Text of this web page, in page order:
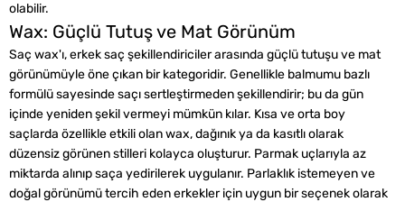
olabilir.
Wax: Güçlü Tutuş ve Mat Görünüm
Saç wax'ı, erkek saç şekillendiriciler arasında güçlü tutuşu ve mat
görünümüyle öne çıkan bir kategoridir. Genellikle balmumu bazlı
formülü sayesinde saçı sertleştirmeden şekillendirir; bu da gün
içinde yeniden şekil vermeyi mümkün kılar. Kısa ve orta boy
saçlarda özellikle etkili olan wax, dağınık ya da kasıtlı olarak
düzensiz görünen stilleri kolayca oluşturur. Parmak uçlarıyla az
miktarda alınıp saça yedirilerek uygulanır. Parlaklık istemeyen ve
doğal görünümü tercih eden erkekler için uygun bir seçenek olarak